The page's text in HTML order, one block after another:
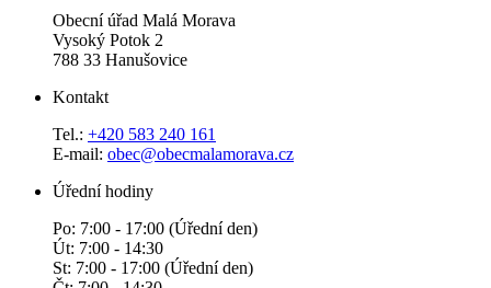
Obecní úřad Malá Morava
Vysoký Potok 2
788 33 Hanušovice
Kontakt
Tel.: +420 583 240 161
E-mail: obec@obecmalamorava.cz
Úřední hodiny
Po: 7:00 - 17:00 (Úřední den)
Út: 7:00 - 14:30
St: 7:00 - 17:00 (Úřední den)